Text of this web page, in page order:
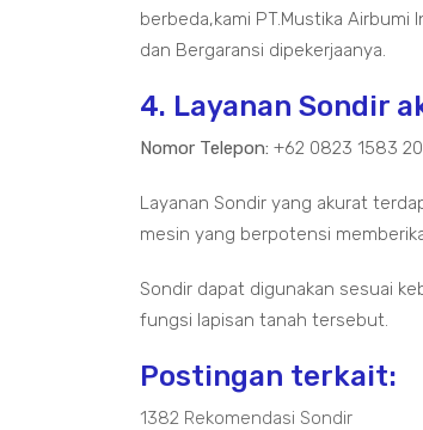
berbeda,kami PT.Mustika
dan Bergaransi dipekerjaanya.
4. Layanan Sondir
Nomor Telepon: +62 0823 1583
Layanan Sondir yang akurat
mesin yang berpotensi
Sondir dapat digunakan sesuai
fungsi lapisan tanah tersebut.
Postingan terkait:
1382 Rekomendasi Sondir